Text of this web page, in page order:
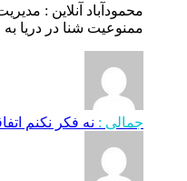
محمودآباد آنلاین :
ممنوعیت شنا در دریا
جمالی : نه فکر نکنم